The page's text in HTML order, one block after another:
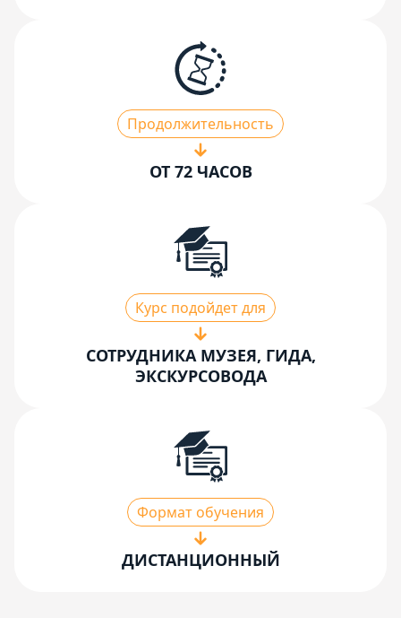
Продолжительность
ОТ 72 ЧАСОВ
Курс подойдет для
СОТРУДНИКА МУЗЕЯ, ГИДА,
ЭКСКУРСОВОДА
Формат обучения
ДИСТАНЦИОННЫЙ